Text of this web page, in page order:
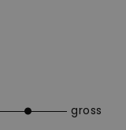
gross